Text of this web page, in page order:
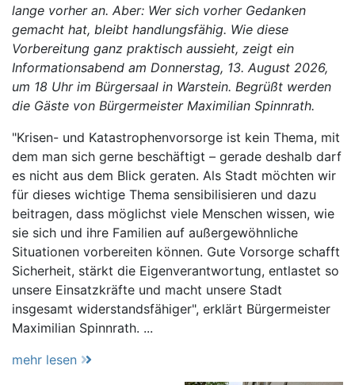
lange vorher an. Aber: Wer sich vorher Gedanken
gemacht hat, bleibt handlungsfähig. Wie diese
Vorbereitung ganz praktisch aussieht, zeigt ein
Informationsabend am Donnerstag, 13. August 2026,
um 18 Uhr im Bürgersaal in Warstein. Begrüßt werden
die Gäste von Bürgermeister Maximilian Spinnrath.
"Krisen- und Katastrophenvorsorge ist kein Thema, mit
dem man sich gerne beschäftigt – gerade deshalb darf
es nicht aus dem Blick geraten. Als Stadt möchten wir
für dieses wichtige Thema sensibilisieren und dazu
beitragen, dass möglichst viele Menschen wissen, wie
sie sich und ihre Familien auf außergewöhnliche
Situationen vorbereiten können. Gute Vorsorge schafft
Sicherheit, stärkt die Eigenverantwortung, entlastet so
unsere Einsatzkräfte und macht unsere Stadt
insgesamt widerstandsfähiger", erklärt Bürgermeister
Maximilian Spinnrath. ...
mehr lesen